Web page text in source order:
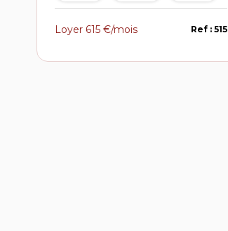
Loyer 615 €/mois Ref : 515